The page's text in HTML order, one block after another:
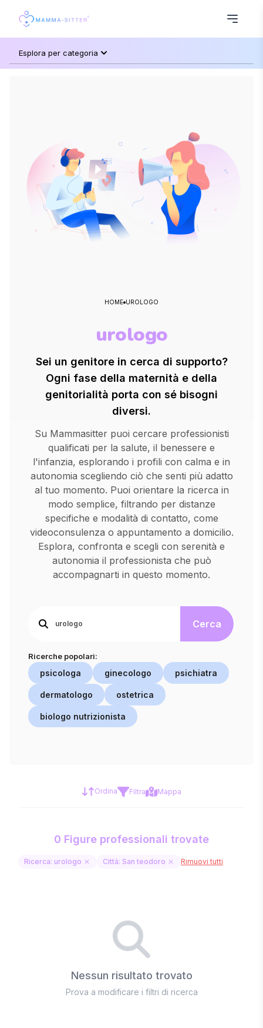
Esplora per categoria
HOME UROLOGO
urologo
Sei un genitore in cerca di supporto?
Ogni fase della maternità e della
genitorialità porta con sé bisogni
diversi.
Su Mammasitter puoi cercare professionisti
qualificati per la salute, il benessere e
l'infanzia, esplorando i profili con calma e in
autonomia scegliendo ciò che senti più adatto
al tuo momento. Puoi orientare la ricerca in
modo semplice, filtrando per distanze
specifiche e modalità di contatto, come
videoconsulenza o appuntamento a domicilio.
Esplora, confronta e scegli con serenità e
autonomia il professionista che può
accompagnarti in questo momento.
Cerca
Ricerche popolari:
psicologa ginecologo psichiatra
dermatologo ostetrica
biologo nutrizionista
Ordina Filtra Mappa
0 Figure professionali trovate
Ricerca: urologo Città: San teodoro Rimuovi tutti
Nessun risultato trovato
Prova a modificare i filtri di ricerca